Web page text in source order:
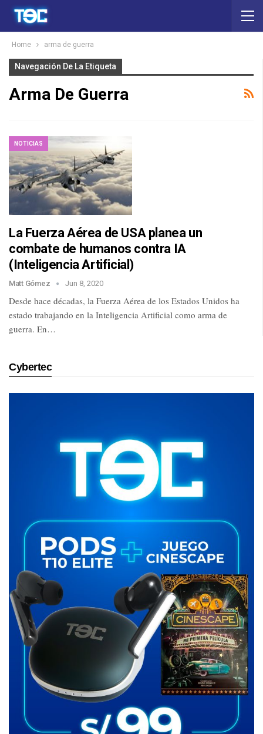
Home arma de guerra
Navegación De La Etiqueta
Arma De Guerra
NOTICIAS
La Fuerza Aérea de USA planea un
combate de humanos contra IA
(Inteligencia Artificial)
Matt Gómez Jun 8, 2020
Desde hace décadas, la Fuerza Aérea de los Estados Unidos ha
estado trabajando en la Inteligencia Artificial como arma de
guerra. En…
Cybertec